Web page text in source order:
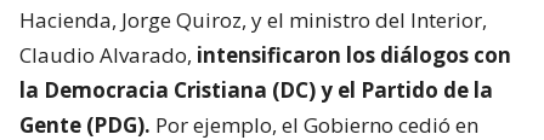
Hacienda, Jorge Quiroz, y el ministro del Interior,
Claudio Alvarado, intensificaron los diálogos con
la Democracia Cristiana (DC) y el Partido de la
Gente (PDG). Por ejemplo, el Gobierno cedió en